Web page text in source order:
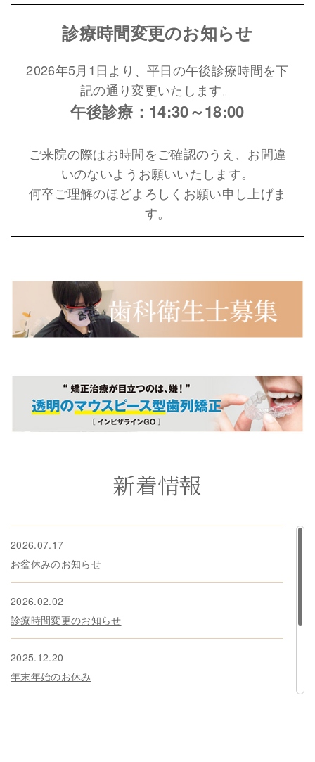
診療時間変更のお知らせ
2026年5月1日より、平日の午後診療時間を下
記の通り変更いたします。
午後診療：14:30～18:00
ご来院の際はお時間をご確認のうえ、お間違
いのないようお願いいたします。
何卒ご理解のほどよろしくお願い申し上げま
す。
新着情報
2026.07.17
お盆休みのお知らせ
2026.02.02
診療時間変更のお知らせ
2025.12.20
年末年始のお休み